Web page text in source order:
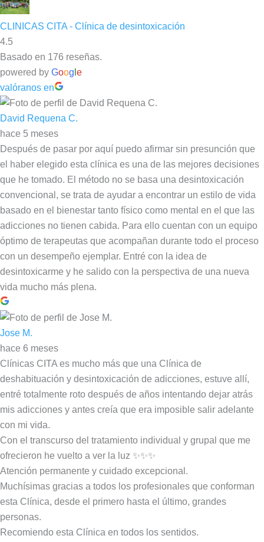
CLINICAS CITA - Clínica de desintoxicación
4.5
Basado en 176 reseñas.
powered by Goog e
valóranos en
David Requena C.
hace 5 meses
Después de pasar por aquí puedo afirmar sin presunción que
el haber elegido esta clínica es una de las mejores decisiones
que he tomado. El método no se basa una desintoxicación
convencional, se trata de ayudar a encontrar un estilo de vida
basado en el bienestar tanto físico como mental en el que las
adicciones no tienen cabida. Para ello cuentan con un equipo
óptimo de terapeutas que acompañan durante todo el proceso
con un desempeño ejemplar. Entré con la idea de
desintoxicarme y he salido con la perspectiva de una nueva
vida mucho más plena.
Jose M.
hace 6 meses
Clínicas CITA es mucho más que una Clínica de
deshabituación y desintoxicación de adicciones, estuve allí,
entré totalmente roto después de años intentando dejar atrás
mis adicciones y antes creía que era imposible salir adelante
con mi vida.
Con el transcurso del tratamiento individual y grupal que me
ofrecieron he vuelto a ver la luz ✨✨✨
Atención permanente y cuidado excepcional.
Muchísimas gracias a todos los profesionales que conforman
esta Clínica, desde el primero hasta el último, grandes
personas.
Recomiendo esta Clínica en todos los sentidos.